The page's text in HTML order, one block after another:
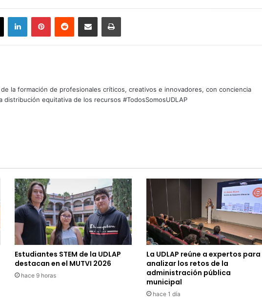
LinkedInPinterestReddit Share via Email Print
la formación de profesionales críticos, creativos e innovadores, con conciencia
distribución equitativa de los recursos #TodosSomosUDLAP
Estudiantes STEM de la UDLAP
destacan en el MUTVI 2026
hace 9 horas
La UDLAP reúne a expertos para
analizar los retos de la
administración pública
municipal
hace 1 día